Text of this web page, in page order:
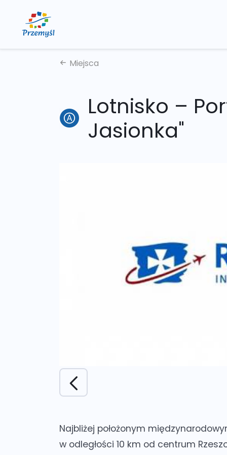
Miejsca
Lotnisko –
Jasionka"
Najbliżej położonym
w odległości 10 km od centrum